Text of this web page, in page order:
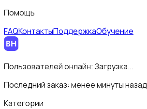
Помощь
FAQКонтактыПоддержкаОбучение
Пользователей онлайн: Загрузка...
Последний заказ: менее минуты назад
Категории